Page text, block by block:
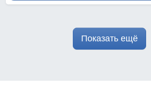
Показать ещё